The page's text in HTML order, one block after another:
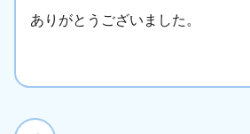
ありがとうございました。